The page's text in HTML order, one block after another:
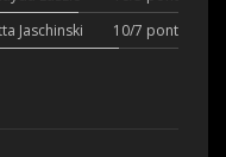
Jaschinski
10/7 pont